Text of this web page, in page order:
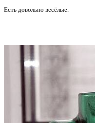
Есть довольно весёлые.